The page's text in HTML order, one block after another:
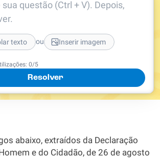
0/5
Resolver
questão (Ctrl + V). Depois,
texto ou Inserir imagem
abaixo, extraídos da Declaração
e do Cidadão, de 26 de agosto